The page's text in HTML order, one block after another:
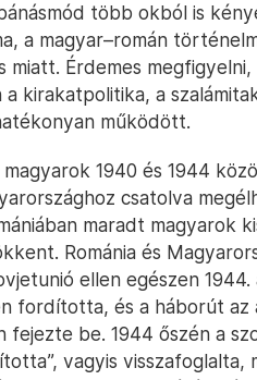
több okból is
a magyar–román
miatt. Érdemes
kirakatpolitika, a
működött.
1940 és 1944
csatolva
maradt magyarok
Románia és
ellen egészen
fordította, és a háborút az
be. 1944 őszén a
vagyis